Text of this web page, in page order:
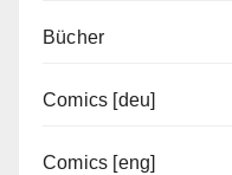
Bücher
Comics [deu]
Comics [eng]